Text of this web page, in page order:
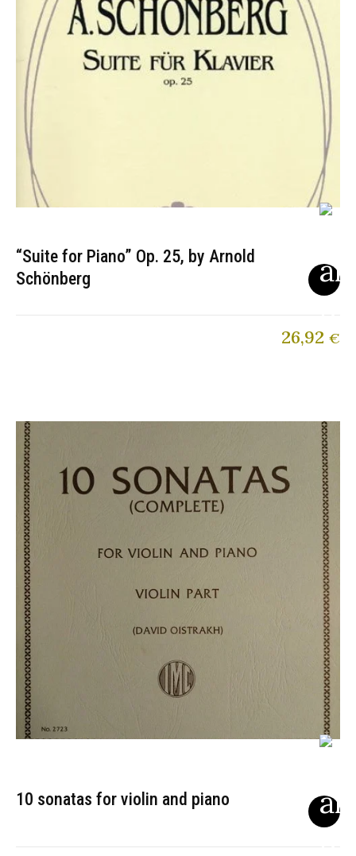
“Suite for Piano” Op. 25, by Arnold
Schönberg
26,92 €
10 sonatas for violin and piano